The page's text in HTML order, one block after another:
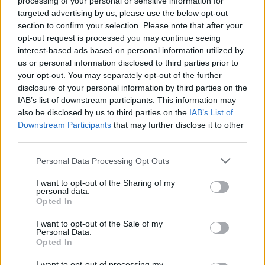
targeted advertising by us, please use the below opt-out
section to confirm your selection. Please note that after your
opt-out request is processed you may continue seeing
interest-based ads based on personal information utilized by
us or personal information disclosed to third parties prior to
your opt-out. You may separately opt-out of the further
disclosure of your personal information by third parties on the
IAB’s list of downstream participants. This information may
also be disclosed by us to third parties on the IAB’s List of
Downstream Participants that may further disclose it to other
Please note that this website/app uses one or more Google
not limited to your visit or usage behaviour. You may click to
grant or deny consent to Google and its third-party tags to
use your data for below specified purposes in below Google
consent section.
Personal Data Processing Opt Outs
I want to opt-out of the Sharing of my
personal data.
Opted In
I want to opt-out of the Sale of my
Personal Data.
Opted In
μοτέρ και μιας μεγάλης σε χωρητικότητα μπαταρίας με την
οποία θα εξασφαλίζεται αυτονομία κίνησηςάνω των 400
χιλιομέτρων. Παράλληλα, η φίρμα ισχυρίζεται πως η
ηλεκτρική EQG θα διατηρήσει στο έπακρο τα off road
γονίδια της G-Class συνδυάζοντας τα με τα
πλεονεκτήματα ενός EV μοντέλου μηδενικών ρύπων.